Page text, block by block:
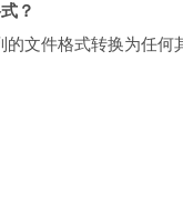
？
文件格式转换为任何